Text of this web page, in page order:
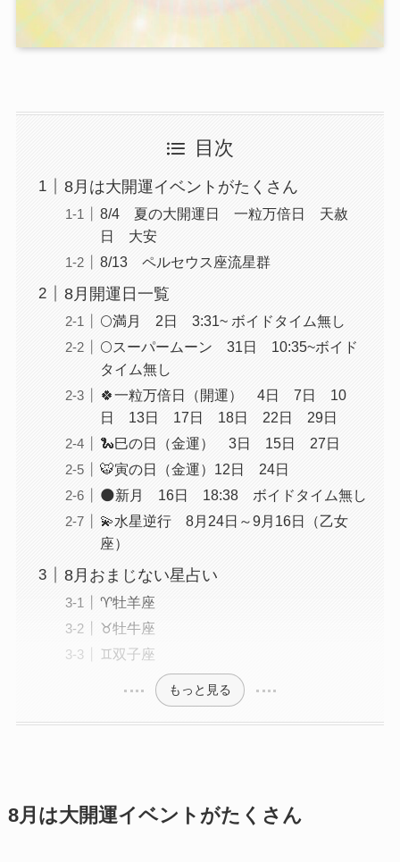
目次
8月は大開運イベントがたくさん
8/4 夏の大開運日 一粒万倍日 天赦
日 大安
8/13 ペルセウス座流星群
8月開運日一覧
🌕満月 2日 3:31~ ボイドタイム無し
🌕スーパームーン 31日 10:35~ボイド
タイム無し
🍀一粒万倍日（開運） 4日 7日 10
日 13日 17日 18日 22日 29日
🐍巳の日（金運） 3日 15日 27日
🐯寅の日（金運）12日 24日
🌑新月 16日 18:38 ボイドタイム無し
💫水星逆行 8月24日～9月16日（乙女
座）
8月おまじない星占い
♈️牡羊座
♉️牡牛座
♊️双子座
もっと見る
8月は大開運イベントがたくさん